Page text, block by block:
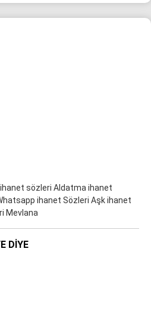
sözleri Aldatma ihanet
ihanet Sözleri Aşk ihanet
Mevlana
DIYE